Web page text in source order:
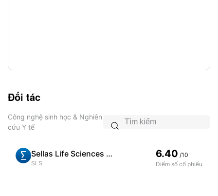
Đối tác
Công nghệ sinh học & Nghiên
cứu Y tế

Sellas Life Sciences Group Inc
SLS
6.40 /10
Điểm số cổ phiếu